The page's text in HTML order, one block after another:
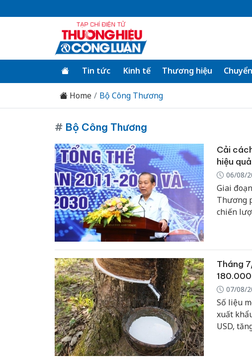
Tin tức Kinh tế Thương hiệu
Home Bộ Công Thương
# Bộ Công Thương
Cải
hiệu quả
06/08/
Giai
Thương
chiến
Tháng
07/08/
Số liệu
xuất
USD,